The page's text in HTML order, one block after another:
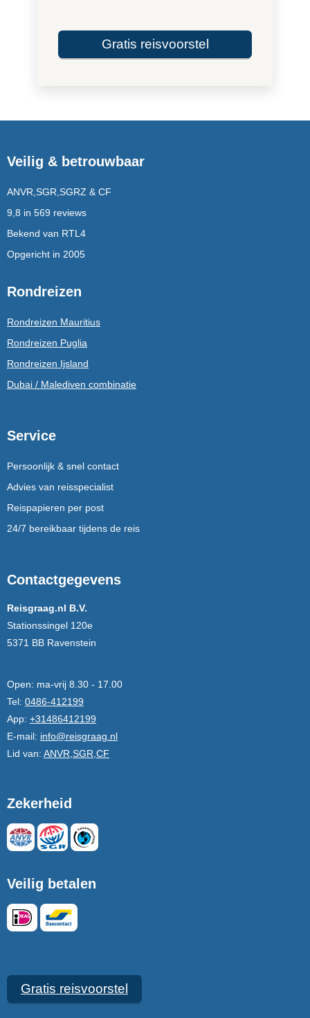
Gratis reisvoorstel
Veilig & betrouwbaar
ANVR,SGR,SGRZ & CF
9,8 in 569 reviews
Bekend van RTL4
Opgericht in 2005
Rondreizen
Rondreizen Mauritius
Rondreizen Puglia
Rondreizen Ijsland
Dubai / Malediven combinatie
Service
Persoonlijk & snel contact
Advies van reisspecialist
Reispapieren per post
24/7 bereikbaar tijdens de reis
Contactgegevens
Reisgraag.nl B.V.
Stationssingel 120e
5371 BB Ravenstein
Open: ma-vrij 8.30 - 17.00
Tel: 0486-412199
App: +31486412199
E-mail: info@reisgraag.nl
Lid van: ANVR,SGR,CF
Zekerheid
Veilig betalen
Gratis reisvoorstel